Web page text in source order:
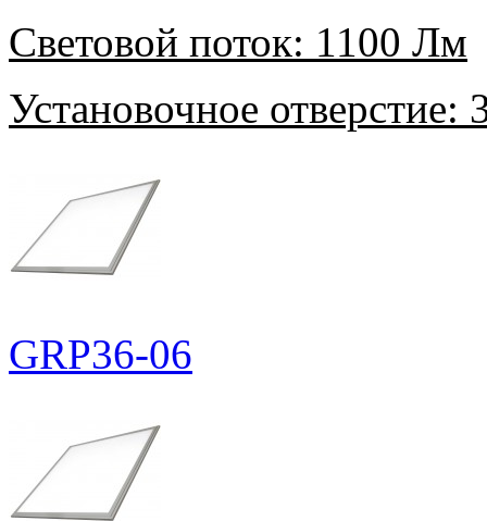
Световой поток: 1100 Лм
Установочное отверстие:
GRP36-06